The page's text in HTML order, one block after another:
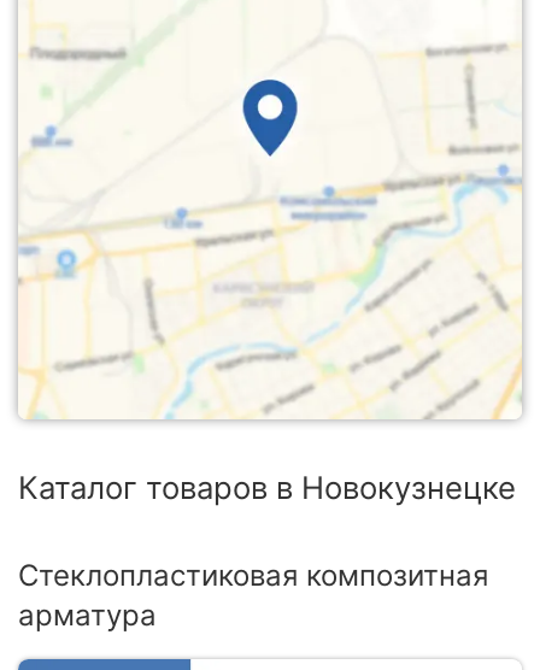
Каталог товаров в Новокузнецке
Стеклопластиковая композитная
арматура